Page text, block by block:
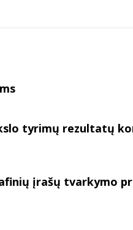
tyrimų rezultatų
įrašų tvarkymo